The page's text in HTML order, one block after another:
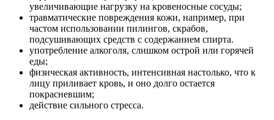
увеличивающие нагрузку на кровеносные сосуды;
травматические повреждения кожи, например, при
частом использовании пилингов, скрабов,
подсушивающих средств с содержанием спирта.
употребление алкоголя, слишком острой или горячей
еды;
физическая активность, интенсивная настолько, что к
лицу приливает кровь, и оно долго остается
покрасневшим;
действие сильного стресса.